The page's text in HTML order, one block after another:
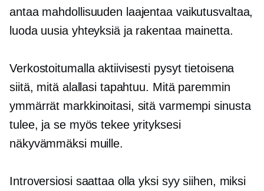
antaa mahdollisuuden laajentaa vaikutusvaltaa,
luoda uusia yhteyksiä ja rakentaa mainetta.
Verkostoitumalla aktiivisesti pysyt tietoisena
siitä, mitä alallasi tapahtuu. Mitä paremmin
ymmärrät markkinoitasi, sitä varmempi sinusta
tulee, ja se myös tekee yrityksesi
näkyvämmäksi muille.
Introversiosi saattaa olla yksi syy siihen, miksi